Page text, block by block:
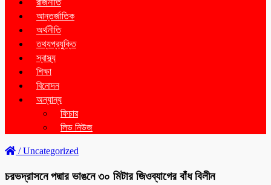
রাজনীতি
আন্তর্জাতিক
অর্থনীতি
তথ্যপ্রযুক্তি
স্বাস্থ্য
শিক্ষা
বিনোদন
অন্যান্য
ফিচার
লিড নিউজ
/Uncategorized
চরভদ্রাসনে পদ্মার ভাঙনে ৩০ মিটার জিওব্যাগের বাঁধ বিলীন